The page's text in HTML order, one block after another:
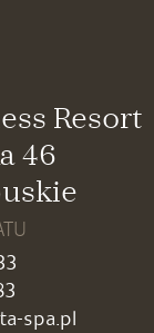
Resort
46
spa.pl